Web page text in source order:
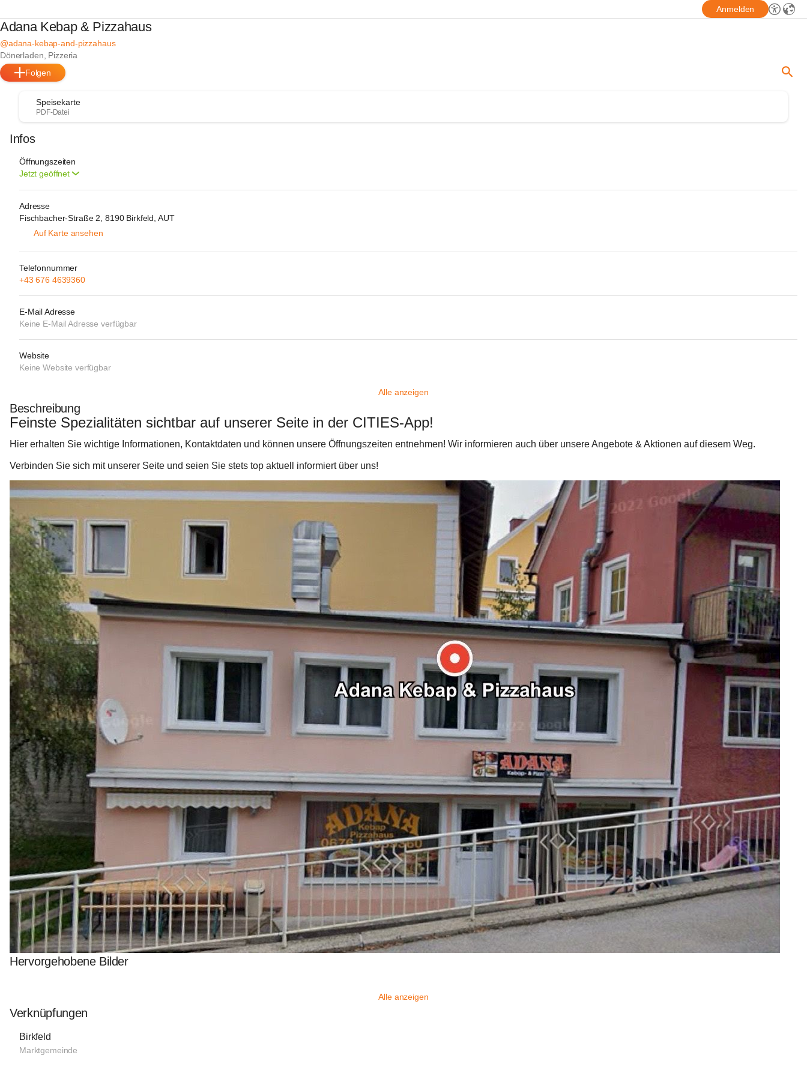
Anmelden
Adana Kebap & Pizzahaus
@adana-kebap-and-pizzahaus
Dönerladen, Pizzeria
Folgen
Speisekarte
PDF-Datei
Infos
Öffnungszeiten
Jetzt geöffnet
Adresse
Fischbacher-Straße 2, 8190 Birkfeld, AUT
Auf Karte ansehen
Telefonnummer
+43 676 4639360
E-Mail Adresse
Keine E-Mail Adresse verfügbar
Website
Keine Website verfügbar
Alle anzeigen
Beschreibung
Feinste Spezialitäten sichtbar auf unserer Seite in der CITIES-App!
Hier erhalten Sie wichtige Informationen, Kontaktdaten und können unsere Öffnungszeiten entnehmen! Wir informieren auch über unsere Angebote & Aktionen auf diesem Weg.
Verbinden Sie sich mit unserer Seite und seien Sie stets top aktuell informiert über uns!
Hervorgehobene Bilder
Alle anzeigen
Verknüpfungen
Birkfeld
Marktgemeinde